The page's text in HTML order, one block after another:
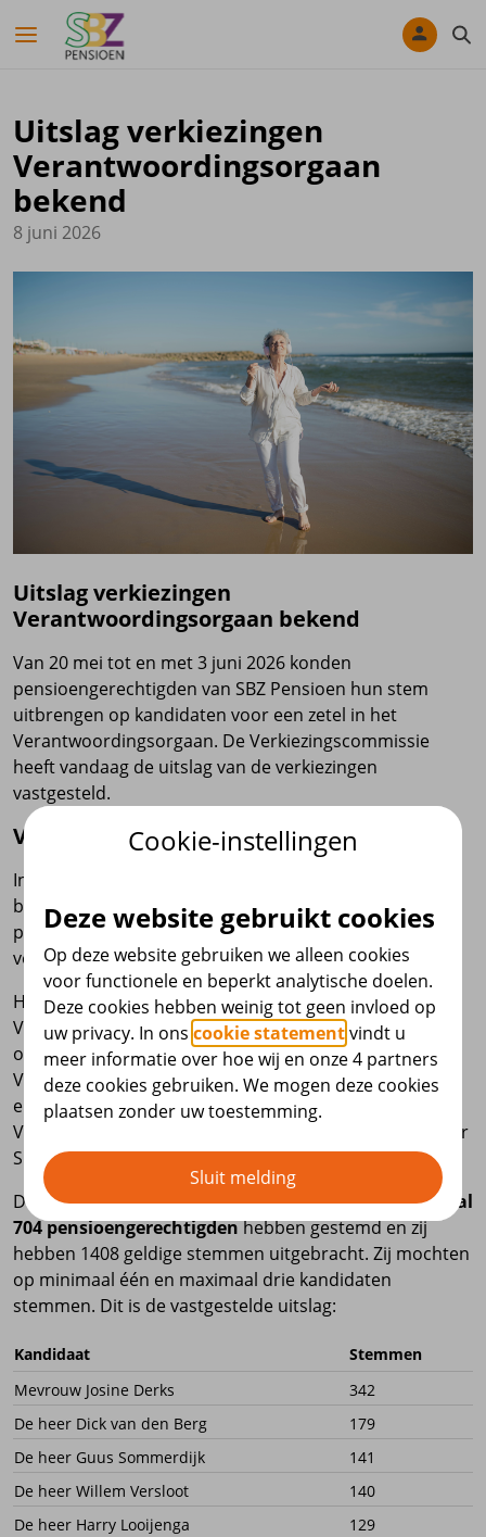
Navigatie overslaan
Uitslag verkiezingen
Verantwoordingsorgaan
bekend
8 juni 2026
Uitslag verkiezingen
Verantwoordingsorgaan bekend
Van 20 mei tot en met 3 juni 2026 konden
pensioengerechtigden van SBZ Pensioen hun stem
uitbrengen op kandidaten voor een zetel in het
Verantwoordingsorgaan. De Verkiezingscommissie
heeft vandaag de uitslag van de verkiezingen
vastgesteld.
Verantwoordingsorgaan
In het Verantwoordingsorgaan zijn drie zetels
beschikbaar voor vertegenwoordigers vanuit de
pensioengerechtigden. In totaal zijn er elf kandidaten
verkiesbaar gesteld voor deze drie zetels.
Het bestuur van SBZ Pensioen heeft een
Verkiezingscommissie ingesteld die belast is met de
organisatie van de verkiezingen. De
Verkiezingscommissie bestond uit mevrouw J. Buikema
en de heer C. de Graaff namens het
Verantwoordingsorgaan, de heer K. Bangma en de heer
S. de Groot namens het bestuur.
De Verkiezingscommissie heeft vastgesteld dat intotaal
704 pensioengerechtigdenhebben gestemd en zij
hebben 1408 geldige stemmen uitgebracht. Zij mochten
op minimaal één en maximaal drie kandidaten
stemmen. Dit is de vastgestelde uitslag:
Kandidaat
Stemmen
Mevrouw Josine Derks
342
De heer Dick van den Berg
179
De heer Guus Sommerdijk
141
De heer Willem Versloot
140
De heer Harry Looijenga
129
Cookie-instellingen
Deze website gebruikt cookies
Op deze website gebruiken we alleen cookies
voor functionele en beperkt analytische doelen.
Deze cookies hebben weinig tot geen invloed op
uw privacy. In onscookie statementvindt u
meer informatie over hoe wij en onze 4 partners
deze cookies gebruiken. We mogen deze cookies
plaatsen zonder uw toestemming.
Sluit melding